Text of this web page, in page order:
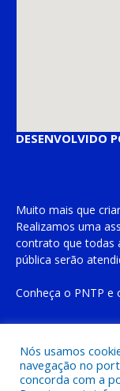
DESENVOLVIDO
Muito mais que
Realizamos uma
contrato que todas
pública serão
Conheça o PNTP e
Todos os direitos
Nós usamos
navegação no
concorda com a